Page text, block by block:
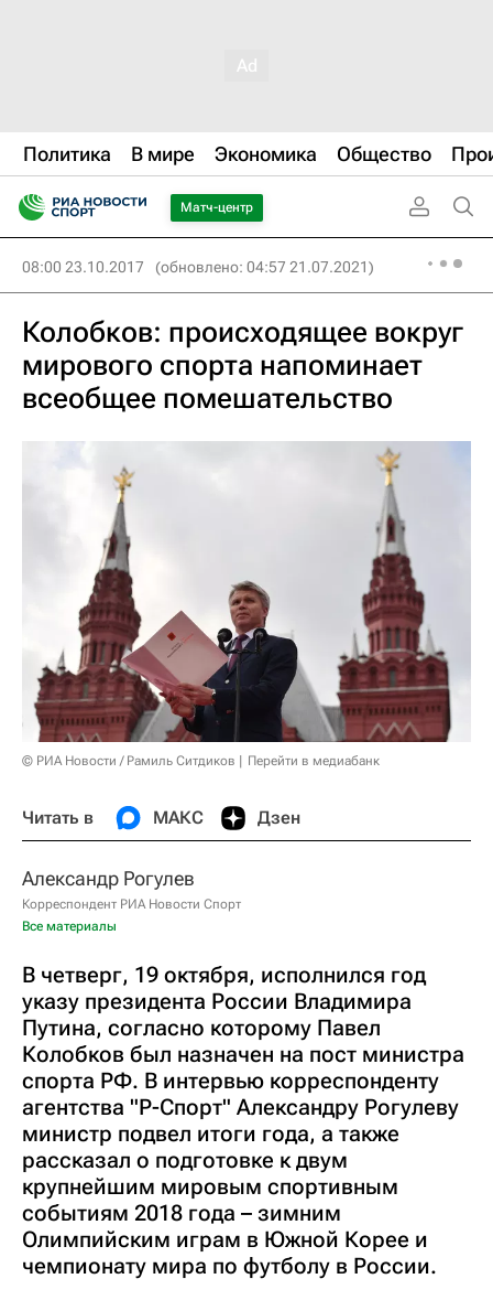
Политика В мире Экономика Общество
Матч-центр
08:00 23.10.2017 (обновлено: 04:57 21.07.2021)
Колобков: происходящее вокруг
мирового спорта напоминает
всеобщее помешательство
© РИА Новости / Рамиль Ситдиков Перейти в медиабанк
Читать в МАКС Дзен
Александр Рогулев
Корреспондент РИА Новости Спорт
Все материалы
В четверг, 19 октября, исполнился год
указу президента России Владимира
Путина, согласно которому Павел
Колобков был назначен на пост министра
спорта РФ. В интервью корреспонденту
агентства "Р-Спорт" Александру Рогулеву
министр подвел итоги года, а также
рассказал о подготовке к двум
крупнейшим мировым спортивным
событиям 2018 года – зимним
Олимпийским играм в Южной Корее и
чемпионату мира по футболу в России.